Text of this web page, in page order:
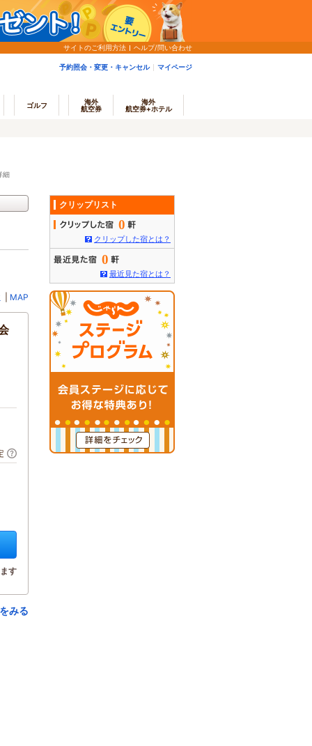
サイトのご利用方法 ヘルプ/問い合わせ
予約照会・変更・キャンセル マイページ
ゴルフ
海外
航空券
海外
航空券+ホテル
細
MAP
す
みる
クリップリスト
0
クリップした宿とは？
0
最近見た宿とは？